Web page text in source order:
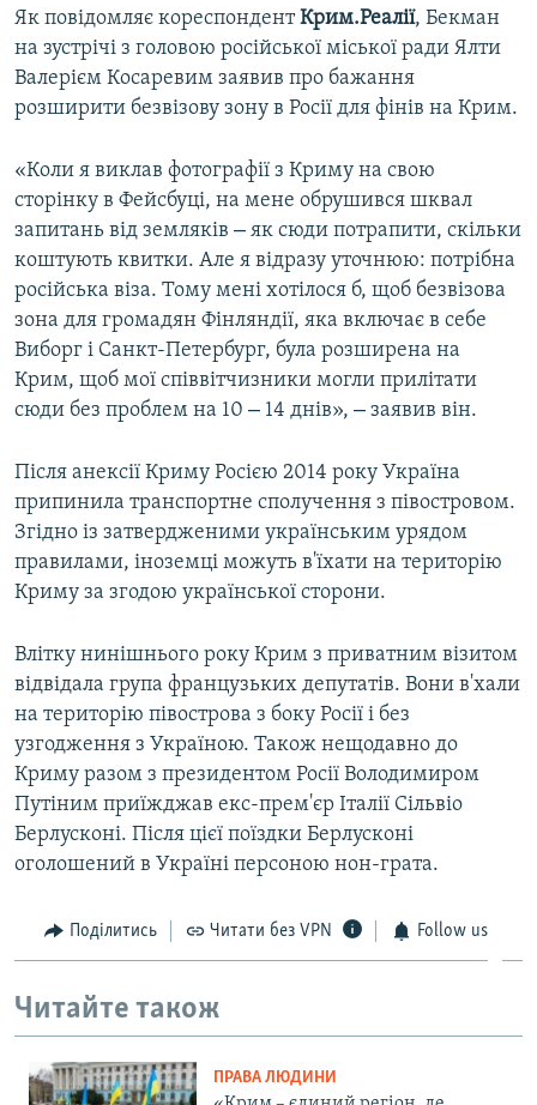
ВІДЕОУРОКИ «ELIFBE»
СВІДЧЕННЯ ОКУПАЦІЇ
УКРАЇНСЬКА ПРОБЛЕМА КРИМУ
Русский
Qırımtatar
Усі сайти RFE/RL
Як повідомляє кореспондентКрим.Реалії, Бекман
на зустрічі з головою російської міської ради Ялти
Валерієм Косаревим заявив про бажання
розширити безвізову зону в Росії для фінів на Крим.
«Коли я виклав фотографії з Криму на свою
сторінку в Фейсбуці, на мене обрушився шквал
запитань від земляків – як сюди потрапити, скільки
коштують квитки. Але я відразу уточнюю: потрібна
російська віза. Тому мені хотілося б, щоб безвізова
зона для громадян Фінляндії, яка включає в себе
Виборг і Санкт-Петербург, була розширена на
Крим, щоб мої співвітчизники могли прилітати
сюди без проблем на 10 – 14 днів», – заявив він.
Після анексії Криму Росією 2014 року Україна
припинила транспортне сполучення з півостровом.
Згідно із затвердженими українським урядом
правилами, іноземці можуть в'їхати на територію
Криму за згодою української сторони.
Влітку нинішнього року Крим з приватним візитом
відвідала група французьких депутатів. Вони в'хали
на територію півострова з боку Росії і без
узгодження з Україною. Також нещодавно до
Криму разом з президентом Росії Володимиром
Путіним приїжджав екс-прем'єр Італії Сільвіо
Берлусконі. Після цієї поїздки Берлусконі
оголошений в Україні персоною нон-грата.
Поділитись Читати без VPN Follow us
Читайте також
ПРАВА ЛЮДИНИ